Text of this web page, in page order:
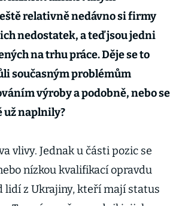
relativně nedávno si firmy
nedostatek, a teď jsou jedni
na trhu práce. Děje se to
současným problémům
výroby a podobně, nebo se
už naplnily?
vlivy. Jednak u části pozic se
nízkou kvalifikací opravdu
lidí z Ukrajiny, kteří mají status